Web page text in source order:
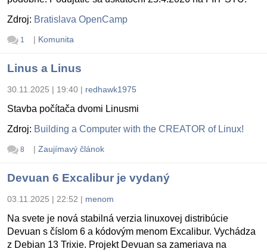
Zdroj: Bratislava OpenCamp
1 | Komunita
Linus a Linus
30.11.2025 | 19:40 | redhawk1975
Stavba počítača dvomi Linusmi
Zdroj: Building a Computer with the CREATOR of Linux!
8 | Zaujímavý článok
Devuan 6 Excalibur je vydaný
03.11.2025 | 22:52 | menom
Na svete je nová stabilná verzia linuxovej distribúcie
Devuan s číslom 6 a kódovým menom Excalibur. Vychádza
z Debian 13 Trixie. Projekt Devuan sa zameriava na